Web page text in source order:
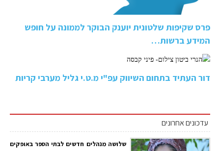
פרס שקיפות שלטונית יוענק הבוקר לממונה על חופש
המידע ברשות…
דור העתיד בתחום השיווק עפ"י מ.ט.י גליל מערבי קריות
עדכונים אחרונים
שלושה מנהלים חדשים לבתי הספר באופקים